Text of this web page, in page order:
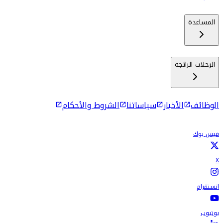
المساعدة
الرحلات الرائجة
الوظائف الأخبار سياساتنا الشروط والأحكام
فيس بوك
X
انستقرام
يوتيوب